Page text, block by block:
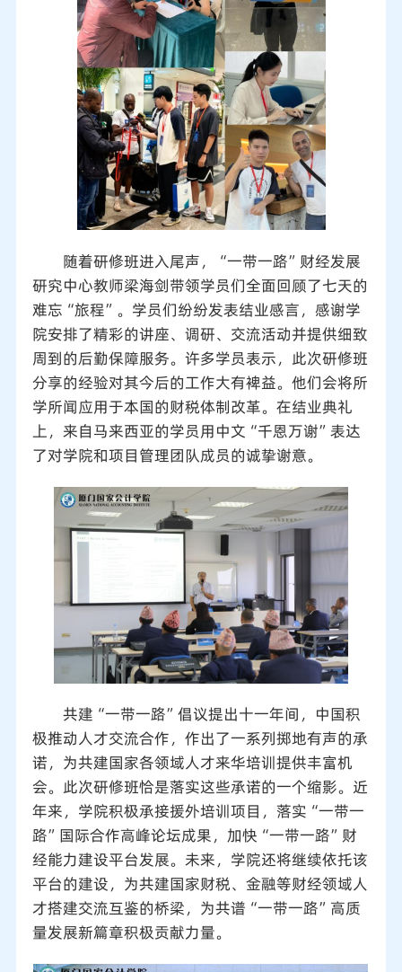
随着研修班进入尾声，“一带一路”财经发展
研究中心教师梁海剑带领学员们全面回顾了七天的
难忘“旅程”。学员们纷纷发表结业感言，感谢学
院安排了精彩的讲座、调研、交流活动并提供细致
周到的后勤保障服务。许多学员表示，此次研修班
分享的经验对其今后的工作大有裨益。他们会将所
学所闻应用于本国的财税体制改革。在结业典礼
上，来自马来西亚的学员用中文“千恩万谢”表达
了对学院和项目管理团队成员的诚挚谢意。
共建“一带一路”倡议提出十一年间，中国积
极推动人才交流合作，作出了一系列掷地有声的承
诺，为共建国家各领域人才来华培训提供丰富机
会。此次研修班恰是落实这些承诺的一个缩影。近
年来，学院积极承接援外培训项目，落实“一带一
路”国际合作高峰论坛成果，加快“一带一路”财
经能力建设平台发展。未来，学院还将继续依托该
平台的建设，为共建国家财税、金融等财经领域人
才搭建交流互鉴的桥梁，为共谱“一带一路”高质
量发展新篇章积极贡献力量。